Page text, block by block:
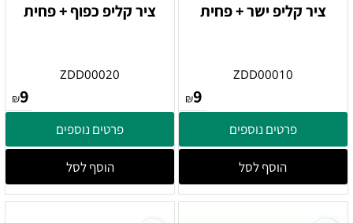
ציר קליפ ישר + פחית
ZDD00010
₪9
פרטים נוספים
הוסף לסל
ציר קליפ כפוף + פחית
ZDD00020
₪9
פרטים נוספים
הוסף לסל